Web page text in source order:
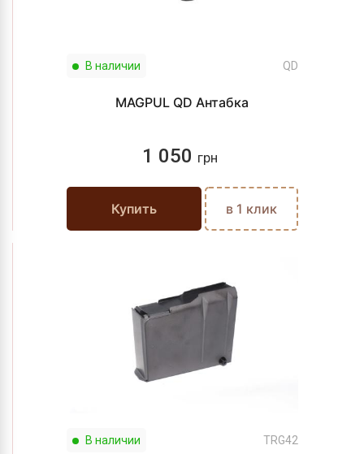
В наличии QD
MAGPUL QD Антабка
1 050 грн
Купить в 1 клик
В наличии TRG42